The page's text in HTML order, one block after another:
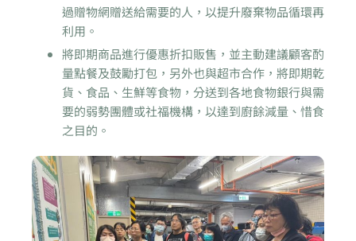
過贈物網贈送給需要的人，以提升廢棄物品循環再
利用。
將即期商品進行優惠折扣販售，並主動建議顧客酌
量點餐及鼓勵打包，另外也與超市合作，將即期乾
貨、食品、生鮮等食物，分送到各地食物銀行與需
要的弱勢團體或社福機構，以達到廚餘減量、惜食
之目的。